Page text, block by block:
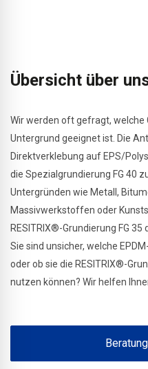
Übersicht über
Wir werden oft gefragt, welche
Untergrund geeignet ist. Die
Direktverklebung auf EPS/
die Spezialgrundierung FG 40
Untergründen wie Metall,
Massivwerkstoffen oder
RESITRIX®-Grundierung FG 35
Sie sind unsicher, welche
oder ob sie die RESITRIX®-
nutzen können? Wir helfen